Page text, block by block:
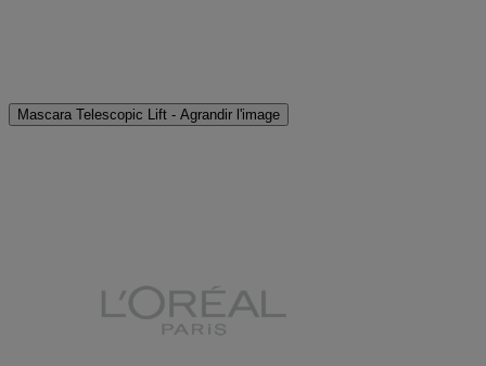
Mascara Telescopic Lift - Agrandir l'image